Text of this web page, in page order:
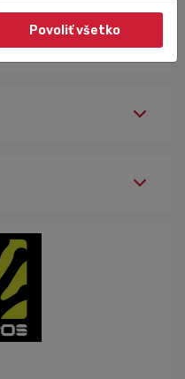
Povoliť všetko